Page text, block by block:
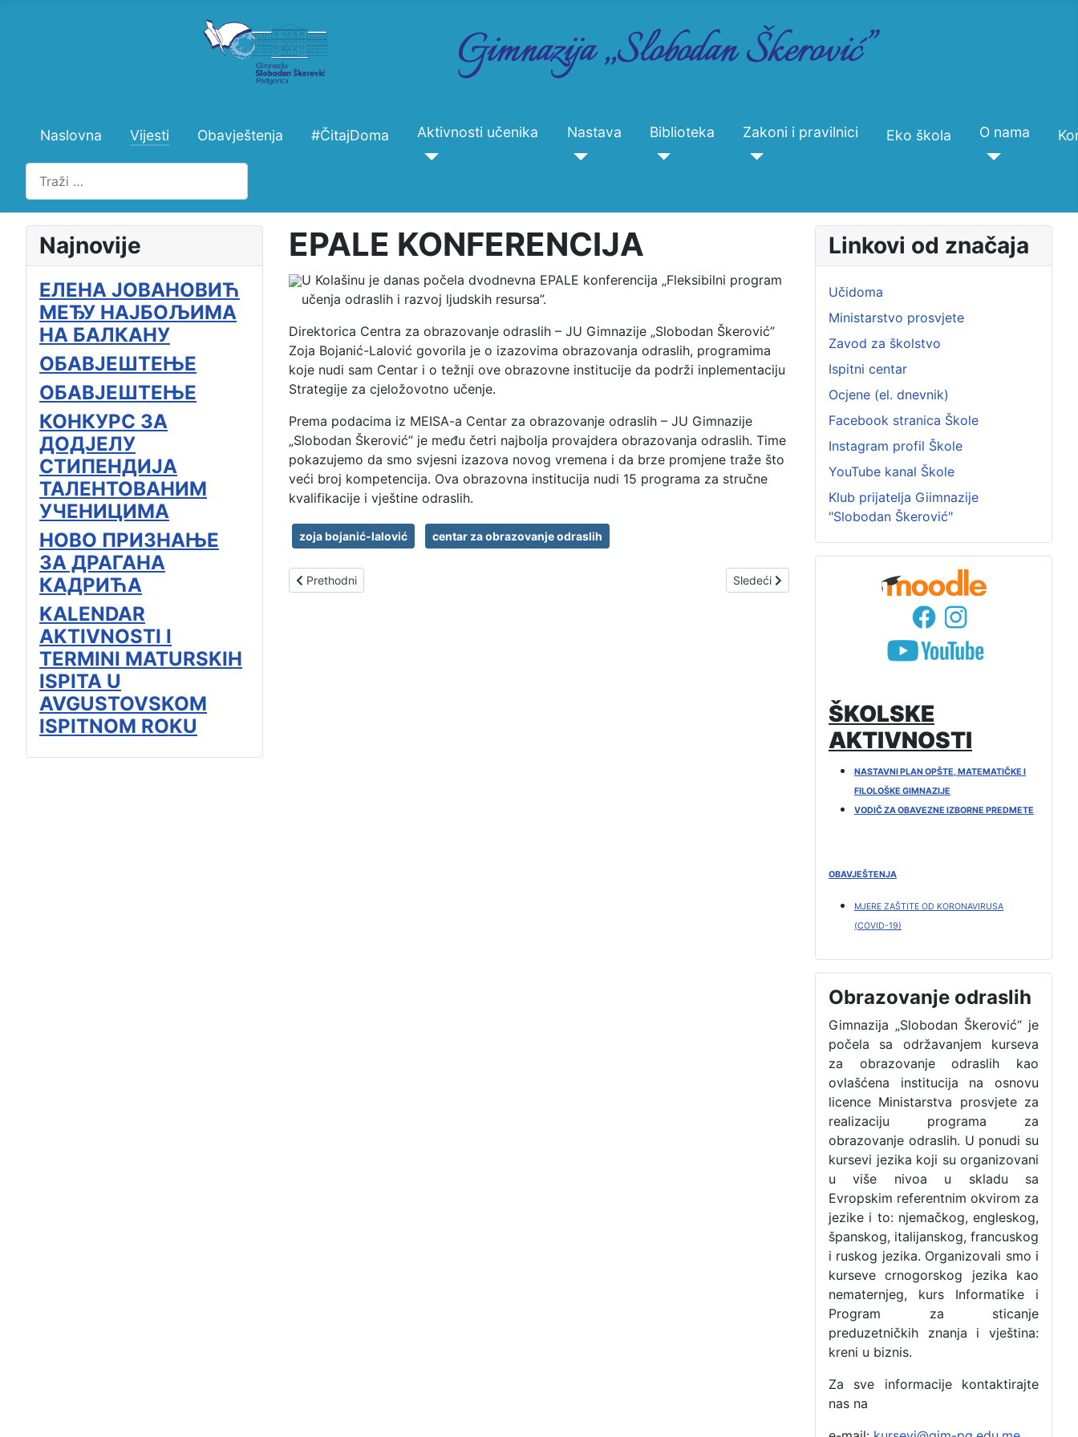
Naslovna Vijesti Obavještenja #ČitajDoma Aktivnosti učenika Nastava Biblioteka Zakoni i pravilnici Eko škola O nama
Pretraži
Najnovije
ЕЛЕНА ЈОВАНОВИЋ
МЕЂУ НАЈБОЉИМА
НА БАЛКАНУ
ОБАВЈЕШТЕЊЕ
ОБАВЈЕШТЕЊЕ
КОНКУРС ЗА
ДОДЈЕЛУ
СТИПЕНДИЈА
ТАЛЕНТОВАНИМ
УЧЕНИЦИМА
НОВО ПРИЗНАЊЕ
ЗА ДРАГАНА
КАДРИЋА
KALENDAR
AKTIVNOSTI I
TERMINI MATURSKIH
ISPITA U
AVGUSTOVSKOM
ISPITNOM ROKU
EPALE KONFERENCIJA
U Kolašinu je danas počela dvodnevna EPALE konferencija „Fleksibilni program
učenja odraslih i razvoj ljudskih resursa”.
Direktorica Centra za obrazovanje odraslih – JU Gimnazije „Slobodan Škerović”
Zoja Bojanić-Lalović govorila je o izazovima obrazovanja odraslih, programima
koje nudi sam Centar i o težnji ove obrazovne institucije da podrži inplementaciju
Strategije za cjeložovotno učenje.
Prema podacima iz MEISA-a Centar za obrazovanje odraslih – JU Gimnazije
„Slobodan Škerović” je među četri najbolja provajdera obrazovanja odraslih. Time
pokazujemo da smo svjesni izazova novog vremena i da brze promjene traže što
veći broj kompetencija. Ova obrazovna institucija nudi 15 programa za stručne
kvalifikacije i vještine odraslih.
zoja bojanić-lalović centar za obrazovanje odraslih
Prethodni članak: NASTAVLJA SE DRUŽENJE S DJECOM IZ DJEČJE BOLNICE
Prethodni Sledeći članak: MATEMATIKA IZA ZEMLJOTRESA
Sledeći
Linkovi od značaja
Učidoma
Ministarstvo prosvjete
Zavod za školstvo
Ispitni centar
Ocjene (el. dnevnik)
Facebook stranica Škole
Instagram profil Škole
YouTube kanal Škole
Klub prijatelja Giimnazije
"Slobodan Škerović"
ŠKOLSKE
AKTIVNOSTI
NASTAVNI PLAN OPŠTE, MATEMATIČKE I
FILOLOŠKE GIMNAZIJE
VODIČ ZA OBAVEZNE IZBORNE PREDMETE
OBAVJEŠTENJA
MJERE ZAŠTITE OD KORONAVIRUSA
(COVID-19)
Obrazovanje odraslih
Gimnazija „Slobodan Škerović“ je
počela sa održavanjem kurseva
za obrazovanje odraslih kao
ovlašćena institucija na osnovu
licence Ministarstva prosvjete za
realizaciju programa za
obrazovanje odraslih. U ponudi su
kursevi jezika koji su organizovani
u više nivoa u skladu sa
Evropskim referentnim okvirom za
jezike i to: njemačkog, engleskog,
španskog, italijanskog, francuskog
i ruskog jezika. Organizovali smo i
kurseve crnogorskog jezika kao
nematernjeg, kurs Informatike i
Program za sticanje
preduzetničkih znanja i vještina:
kreni u biznis.
Za sve informacije kontaktirajte
nas na